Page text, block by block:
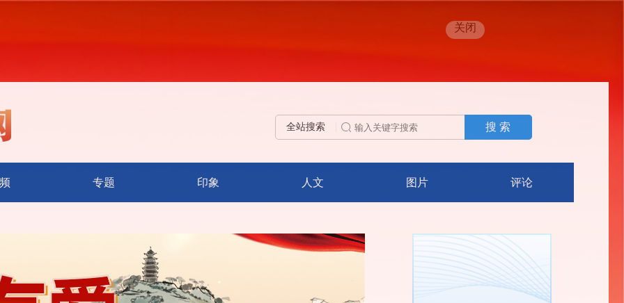
关闭
全站搜索 搜 索
专题 印象 人文 图片 评论